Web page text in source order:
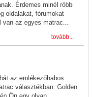
Érdemes minél röbb
oldalakat, fórumokat
az egyes matrac...
tovább...
az emlékezőhabos
választékban. Golden